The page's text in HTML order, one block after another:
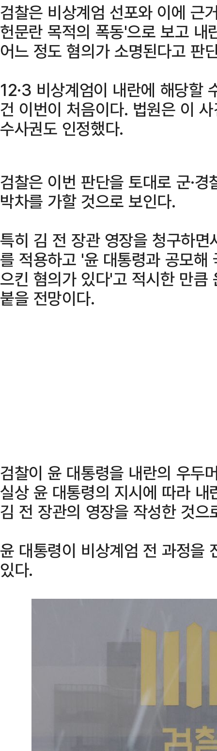
검찰은 비상계엄 선포와 이에 근
헌문란 목적의 폭동'으로 보고 내
어느 정도 혐의가 소명된다고 판
12·3 비상계엄이 내란에 해당할
건 이번이 처음이다. 법원은 이
수사권도 인정했다.
검찰은 이번 판단을 토대로 군·
박차를 가할 것으로 보인다.
특히 김 전 장관 영장을 청구하
를 적용하고 '윤 대통령과 공모해
으킨 혐의가 있다'고 적시한 만큼
붙을 전망이다.
검찰이 윤 대통령을 내란의 우두
실상 윤 대통령의 지시에 따라
김 전 장관의 영장을 작성한 것으
윤 대통령이 비상계엄 전 과정을
있다.